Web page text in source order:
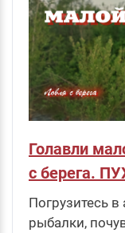
Голавли
с берега.
Погрузитесь
рыбалки,